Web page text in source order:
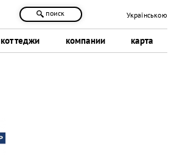
коттеджи компании карта
поиск Українською